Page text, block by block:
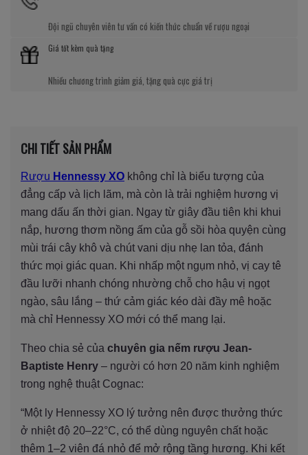
Đội ngũ chuyên viên tư vấn có kiến thức chuẩn về rượu ngoại
Giá tốt kèm quà tặng
Nhiều chương trình giảm giá, tặng quà cực giá trị
CHI TIẾT SẢN PHẨM
Rượu Hennessy XO không chỉ là biểu tượng của
đẳng cấp và lịch lãm, mà còn là trải nghiệm hương vị
mang dấu ấn thời gian. Ngay từ giây đầu tiên khi khui
nắp, hương thơm nồng ấm của gỗ sồi hòa quyện cùng
mùi trái cây khô và chút vani dịu nhẹ lan tỏa, đánh
thức mọi giác quan. Khi nhấp một ngụm nhỏ, vị cay tê
đầu lưỡi nhanh chóng nhường chỗ cho hậu vị ngọt
ngào, sâu lắng – thứ cảm giác kéo dài đầy mê hoặc
mà chỉ Hennessy XO mới có thể mang lại.
Theo chia sẻ của chuyên gia nếm rượu Jean-
Baptiste Henry – người có hơn 20 năm kinh nghiệm
trong nghệ thuật Cognac:
“Một ly Hennessy XO lý tưởng nên được thưởng thức
ở nhiệt độ 20–22°C, có thể dùng nguyên chất hoặc
thêm 1–2 viên đá nhỏ để mở rộng tầng hương. Khi kết